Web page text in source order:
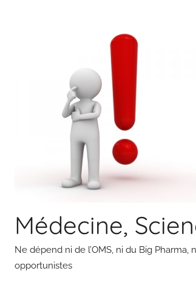
Médecine,
Ne dépend ni de l’OMS, ni du Big
opportunistes